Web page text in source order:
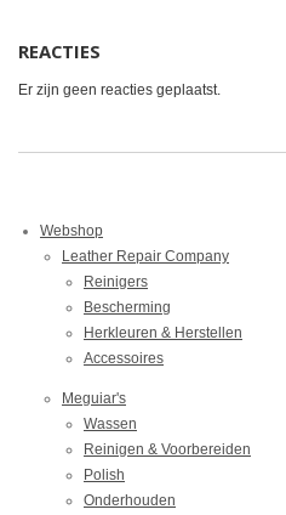
REACTIES
Er zijn geen reacties geplaatst.
Webshop
Leather Repair Company
Reinigers
Bescherming
Herkleuren & Herstellen
Accessoires
Meguiar's
Wassen
Reinigen & Voorbereiden
Polish
Onderhouden